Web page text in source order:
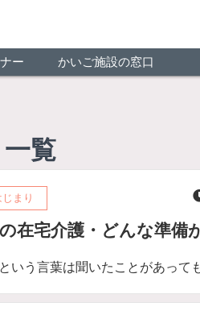
ー かいご施設の窓口
一覧
まり
在宅介護・どんな準備
いう言葉は聞いたことがあって